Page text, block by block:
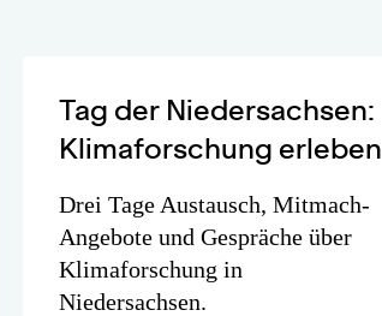
Tag der Niedersachsen:
Klimaforschung erleben
Drei Tage Austausch, Mitmach-
Angebote und Gespräche über
Klimaforschung in
Niedersachsen.